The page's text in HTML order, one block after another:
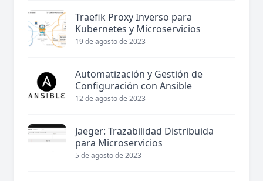
Traefik Proxy Inverso para
Kubernetes y Microservicios
19 de agosto de 2023
Automatización y Gestión de
Configuración con Ansible
12 de agosto de 2023
Jaeger: Trazabilidad Distribuida
para Microservicios
5 de agosto de 2023